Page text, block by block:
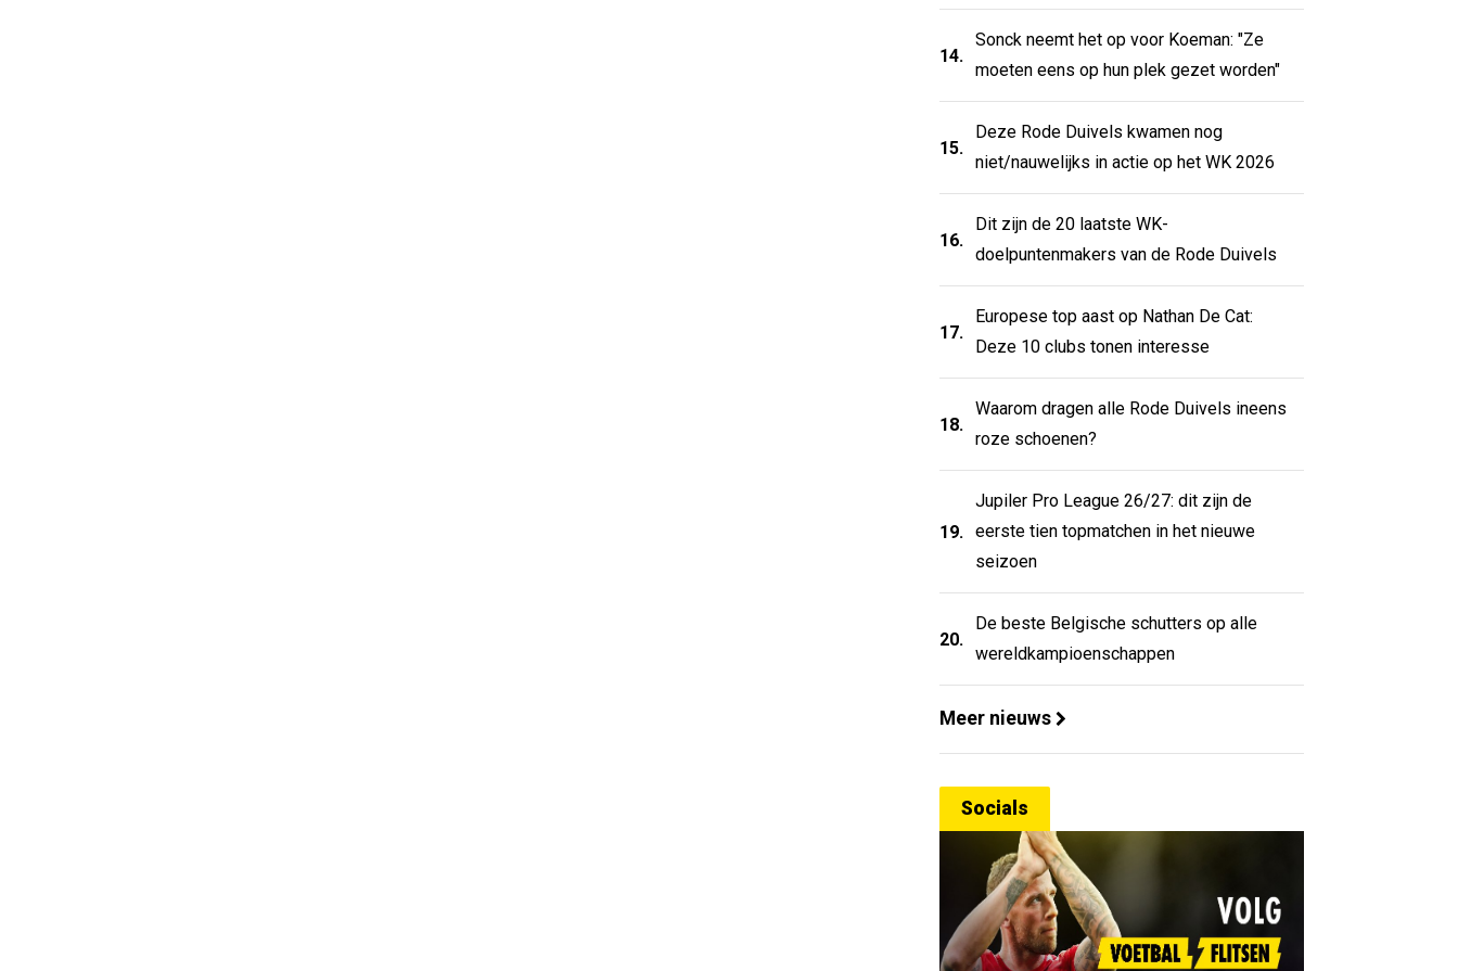
14.
Sonck neemt het op voor Koeman: "Ze
moeten eens op hun plek gezet worden"
15.
Deze Rode Duivels kwamen nog
niet/nauwelijks in actie op het WK 2026
16.
Dit zijn de 20 laatste WK-
doelpuntenmakers van de Rode Duivels
17.
Europese top aast op Nathan De Cat:
Deze 10 clubs tonen interesse
18.
Waarom dragen alle Rode Duivels ineens
roze schoenen?
19.
Jupiler Pro League 26/27: dit zijn de
eerste tien topmatchen in het nieuwe
seizoen
20.
De beste Belgische schutters op alle
wereldkampioenschappen
Meer nieuws
Socials